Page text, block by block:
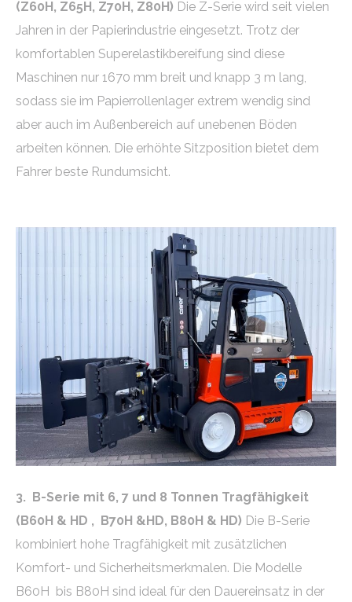
(Z60H, Z65H, Z70H, Z80H) Die Z-Serie wird seit vielen
Jahren in der Papierindustrie eingesetzt. Trotz der
komfortablen Superelastikbereifung sind diese
Maschinen nur 1670 mm breit und knapp 3 m lang,
sodass sie im Papierrollenlager extrem wendig sind
aber auch im Außenbereich auf unebenen Böden
arbeiten können. Die erhöhte Sitzposition bietet dem
Fahrer beste Rundumsicht.
3. B-Serie mit 6, 7 und 8 Tonnen Tragfähigkeit
(B60H & HD , B70H &HD, B80H & HD) Die B-Serie
kombiniert hohe Tragfähigkeit mit zusätzlichen
Komfort- und Sicherheitsmerkmalen. Die Modelle
B60H bis B80H sind ideal für den Dauereinsatz in der